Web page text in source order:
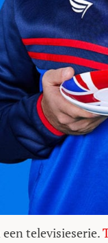
televisieserie.